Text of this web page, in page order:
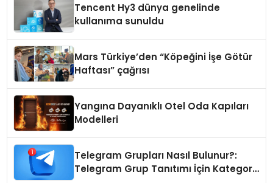
Tencent Hy3 dünya genelinde
kullanıma sunuldu
Mars Türkiye’den “Köpeğini İşe Götür
Haftası” çağrısı
Yangına Dayanıklı Otel Oda Kapıları
Modelleri
Telegram Grupları Nasıl Bulunur?:
Telegram Grup Tanıtımı İçin Kategori